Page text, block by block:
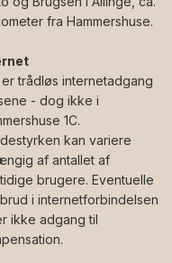
fra Hammershuse.
trådløs internetadgang
- dog ikke i
1C.
kan variere
af antallet af
brugere. Eventuelle
i internetforbindelsen
ikke adgang til